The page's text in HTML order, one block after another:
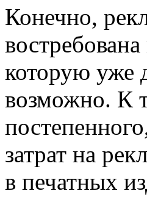
Конечно,
которую уже
возможно. К
затрат на
в печатных